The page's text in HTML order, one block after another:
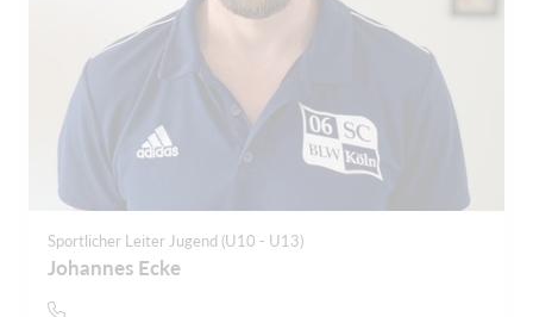
Sportlicher Leiter Jugend (U10 - U13)
Johannes Ecke